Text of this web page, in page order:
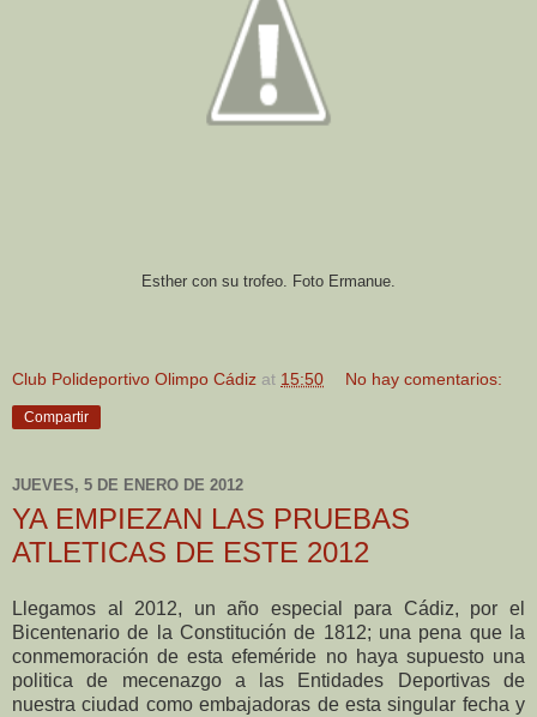
Esther con su trofeo. Foto Ermanue.
Club Polideportivo Olimpo Cádiz at 15:50 No hay comentarios:
Compartir
JUEVES, 5 DE ENERO DE 2012
YA EMPIEZAN LAS PRUEBAS
ATLETICAS DE ESTE 2012
Llegamos al 2012, un año especial para Cádiz, por el
Bicentenario de la Constitución de 1812; una pena que la
conmemoración de esta efeméride no haya supuesto una
politica de mecenazgo a las Entidades Deportivas de
nuestra ciudad como embajadoras de esta singular fecha y